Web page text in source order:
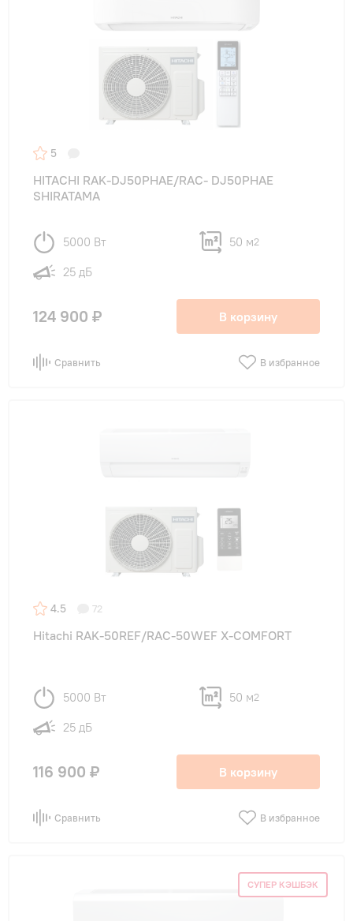
5
HITACHI RAK-DJ50PHAE/RAC- DJ50PHAE
SHIRATAMA
5000 Вт 50 м2
25 дБ
124 900 ₽ В корзину
Сравнить В избранное
4.5 72
Hitachi RAK-50REF/RAC-50WEF X-COMFORT
5000 Вт 50 м2
25 дБ
116 900 ₽ В корзину
Сравнить В избранное
СУПЕР КЭШБЭК